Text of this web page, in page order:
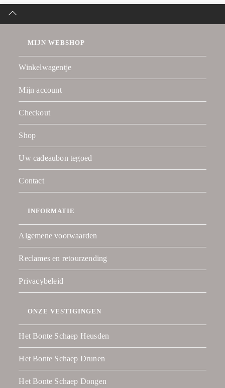
MIJN WEBSHOP
Winkelwagentje
Mijn account
Checkout
Shop
Uw cadeaubon tegoed
Contact
INFORMATIE
Algemene voorwaarden
Reclames en retourzending
Privacybeleid
ONZE VESTIGINGEN
Het Bonte Schaep Heusden
Het Bonte Schaep Drunen
Het Bonte Schaep Dongen